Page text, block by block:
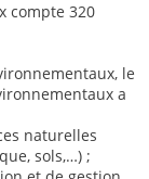
compte 320
le
a
naturelles
sols,…) ;